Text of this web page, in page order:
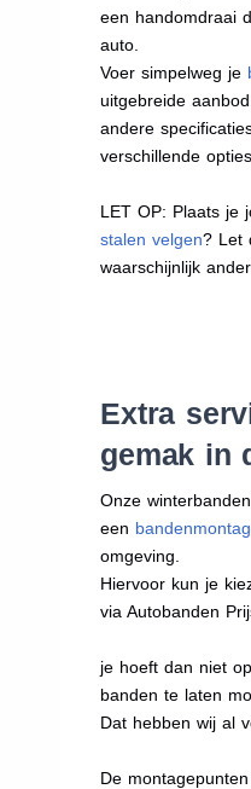
een handomdraai
auto.
Voer simpelweg je
uitgebreide
andere
verschillende opties.
LET OP: Plaats je
stalen velgen? Let
waarschijnlijk
Extra
gemak in
Onze
een
omgeving.
Hiervoor kun je
via Autobanden
je hoeft dan niet
banden te laten
Dat hebben wij al
De